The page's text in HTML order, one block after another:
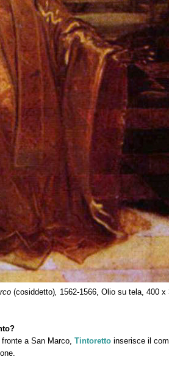
(cosiddetto), 1562-1566, Olio su tela, 400 x
a San Marco, Tintoretto inserisce il